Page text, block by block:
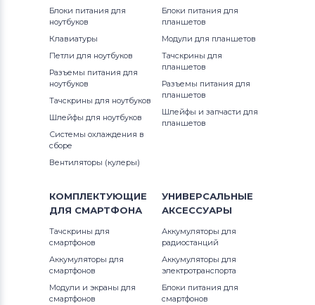
Блоки питания для
ноутбуков
Клавиатуры
Петли для ноутбуков
Разъемы питания для
ноутбуков
Тачскрины для ноутбуков
Шлейфы для ноутбуков
Системы охлаждения в
сборе
Вентиляторы (кулеры)
Блоки питания для
планшетов
Модули для планшетов
Тачскрины для
планшетов
Разъемы питания для
планшетов
Шлейфы и запчасти для
планшетов
КОМПЛЕКТУЮЩИЕ
ДЛЯ СМАРТФОНА
Тачскрины для
смартфонов
Аккумуляторы для
смартфонов
Модули и экраны для
смартфонов
УНИВЕРСАЛЬНЫЕ
АКСЕССУАРЫ
Аккумуляторы для
радиостанций
Аккумуляторы для
электротранспорта
Блоки питания для
смартфонов